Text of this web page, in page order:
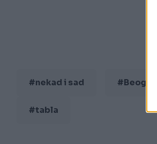
#nekad i sad #Beograd
#tabla